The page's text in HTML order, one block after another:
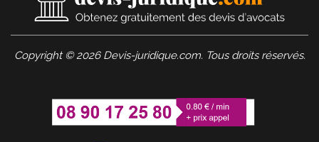
Copyright © 2026 Devis-juridique.com. Tous droits réservés.